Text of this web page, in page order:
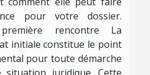
pour votre dossier.
rencontre La
initiale constitue le point
pour toute démarche